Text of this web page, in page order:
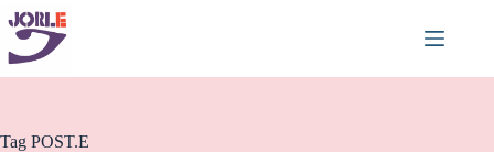
Pular
para
conteúdo
Tag POST.E